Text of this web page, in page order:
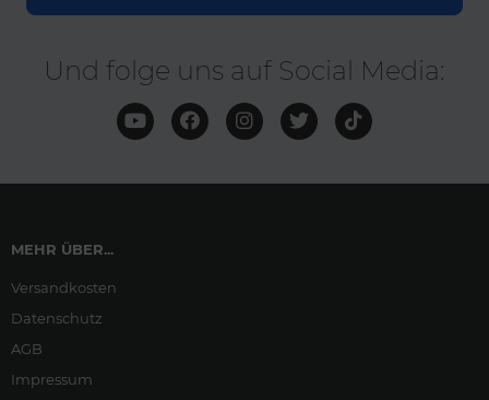
Und folge uns auf Social Media:
MEHR ÜBER...
Versandkosten
Datenschutz
AGB
Impressum